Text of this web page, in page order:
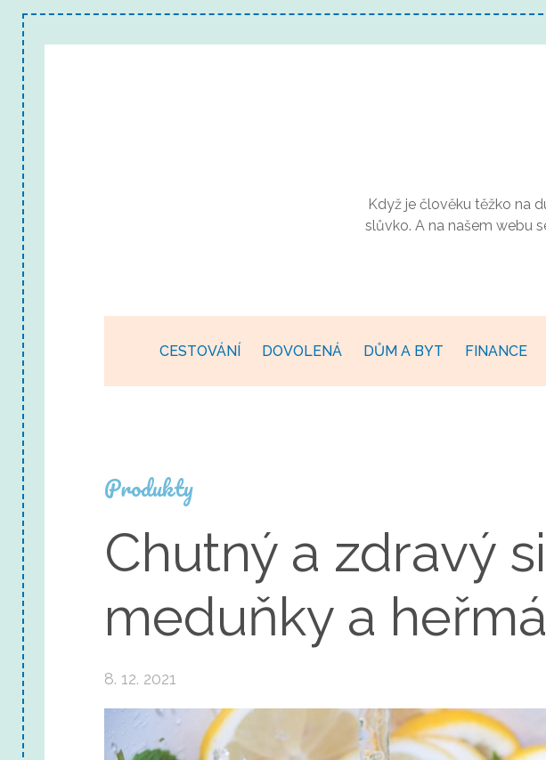
Když je člověku těžko na
slůvko. A na našem webu
CESTOVÁNÍ DOVOLENÁ DŮM A BYT FINANCE
Produkty
Chutný a zdravý
meduňky a
8. 12. 2021